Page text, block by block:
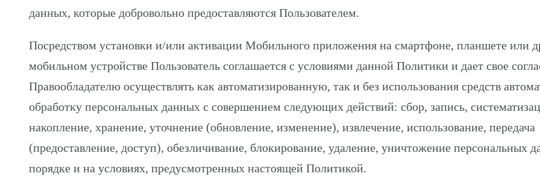
данных, которые добровольно предоставляются Пользователем.
Посредством установки и/или активации Мобильного приложения на смартфоне, планшете или
мобильном устройстве Пользователь соглашается с условиями данной Политики и дает свое
Правообладателю осуществлять как автоматизированную, так и без использования средств
обработку персональных данных с совершением следующих действий: сбор, запись,
накопление, хранение, уточнение (обновление, изменение), извлечение, использование, передача
(предоставление, доступ), обезличивание, блокирование, удаление, уничтожение персональных
порядке и на условиях, предусмотренных настоящей Политикой.